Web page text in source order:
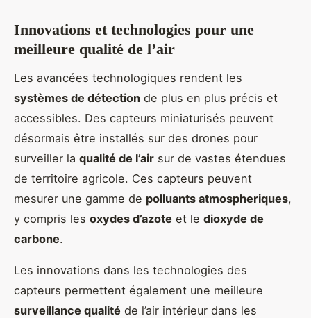
Innovations et technologies pour une
meilleure qualité de l’air
Les avancées technologiques rendent les
systèmes de détection de plus en plus précis et
accessibles. Des capteurs miniaturisés peuvent
désormais être installés sur des drones pour
surveiller la qualité de l’air sur de vastes étendues
de territoire agricole. Ces capteurs peuvent
mesurer une gamme de polluants atmospheriques,
y compris les oxydes d’azote et le dioxyde de
carbone.
Les innovations dans les technologies des
capteurs permettent également une meilleure
surveillance qualité de l’air intérieur dans les